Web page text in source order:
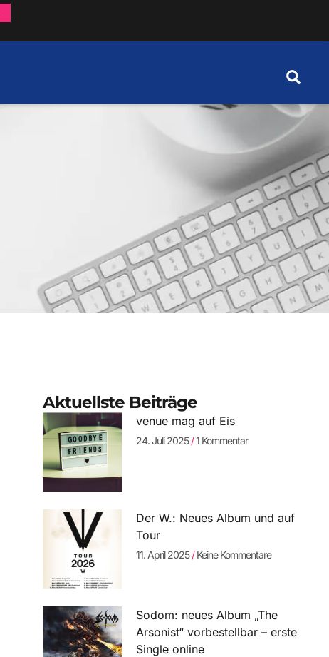
Aktuellste Beiträge
venue mag auf Eis
24. Juli 2025 1 Kommentar
Der W.: Neues Album und auf
Tour
11. April 2025 Keine Kommentare
Sodom: neues Album „The
Arsonist“ vorbestellbar – erste
Single online